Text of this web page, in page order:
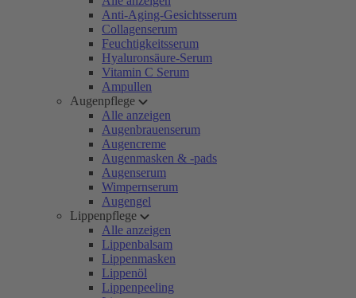
Anti-Aging-Gesichtsserum
Collagenserum
Feuchtigkeitsserum
Hyaluronsäure-Serum
Vitamin C Serum
Ampullen
Augenpflege
Alle anzeigen
Augenbrauenserum
Augencreme
Augenmasken & -pads
Augenserum
Wimpernserum
Augengel
Lippenpflege
Alle anzeigen
Lippenbalsam
Lippenmasken
Lippenöl
Lippenpeeling